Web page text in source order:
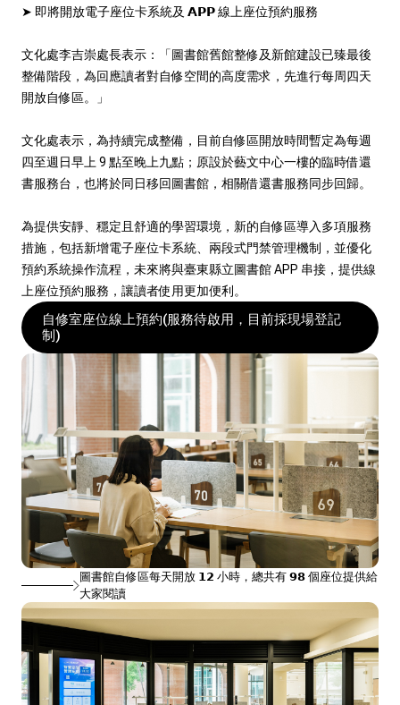
➤ 即將開放電子座位卡系統及 𝗔𝗣𝗣 線上座位預約服務
文化處李吉崇處長表示：「圖書館舊館整修及新館建設已臻最後
整備階段，為回應讀者對自修空間的高度需求，先進行每周四天
開放自修區。」
文化處表示，為持續完成整備，目前自修區開放時間暫定為每週
四至週日早上 9 點至晚上九點；原設於藝文中心一樓的臨時借還
書服務台，也將於同日移回圖書館，相關借還書服務同步回歸。
為提供安靜、穩定且舒適的學習環境，新的自修區導入多項服務
措施，包括新增電子座位卡系統、兩段式門禁管理機制，並優化
預約系統操作流程，未來將與臺東縣立圖書館 APP 串接，提供線
上座位預約服務，讓讀者使用更加便利。
自修室座位線上預約(服務待啟用，目前採現場登記
制)
圖書館自修區每天開放 𝟭𝟮 小時，總共有 𝟵𝟴 個座位提供給
大家閱讀